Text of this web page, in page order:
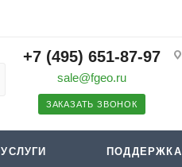
+7 (495) 651-87-97
sale@fgeo.ru
ЗАКАЗАТЬ ЗВОНОК
УСЛУГИ ПОДДЕРЖКА